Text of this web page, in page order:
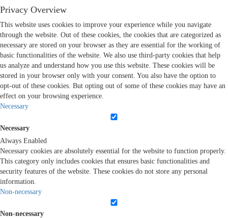
Privacy Overview
This website uses cookies to improve your experience while you navigate
through the website. Out of these cookies, the cookies that are categorized as
necessary are stored on your browser as they are essential for the working of
basic functionalities of the website. We also use third-party cookies that help
us analyze and understand how you use this website. These cookies will be
stored in your browser only with your consent. You also have the option to
opt-out of these cookies. But opting out of some of these cookies may have an
effect on your browsing experience.
Necessary
Necessary
Always Enabled
Necessary cookies are absolutely essential for the website to function properly.
This category only includes cookies that ensures basic functionalities and
security features of the website. These cookies do not store any personal
information.
Non-necessary
Non-necessary